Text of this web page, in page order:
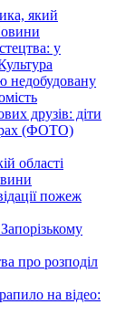
який
у
недобудовану
друзів: діти
(ФОТО)
області
пожеж
про розподіл
на відео: